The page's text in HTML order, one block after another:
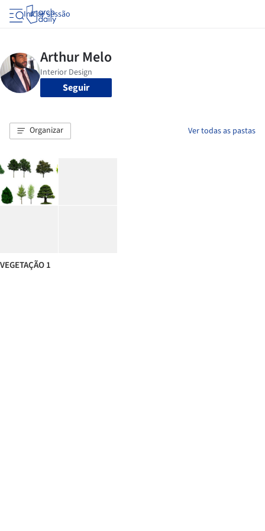
Iniciar sessão
Seguir
Organizar Ver todas as pastas
VEGETAÇÃO 1